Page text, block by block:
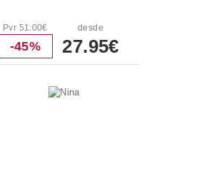
Pvr 51.00€
-45%
desde
27.95€